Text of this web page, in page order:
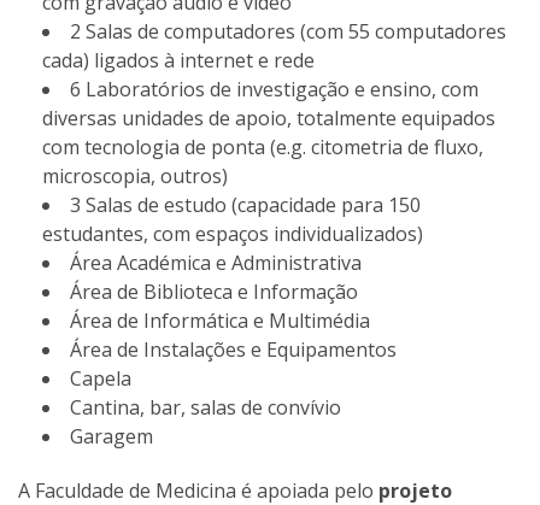
2 Salas de computadores (com 55 computadores
cada) ligados à internet e rede
6 Laboratórios de investigação e ensino, com
diversas unidades de apoio, totalmente equipados
com tecnologia de ponta (e.g. citometria de fluxo,
microscopia, outros)
3 Salas de estudo (capacidade para 150
estudantes, com espaços individualizados)
Área Académica e Administrativa
Área de Biblioteca e Informação
Área de Informática e Multimédia
Área de Instalações e Equipamentos
Capela
Cantina, bar, salas de convívio
Garagem
A Faculdade de Medicina é apoiada pelo projeto